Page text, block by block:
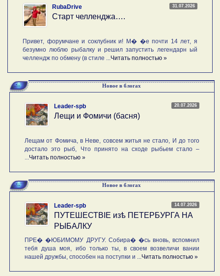
31.07.2026
RubaDrive
Старт челленджа….
Привет, форумчане и соклубник и! М� �е почти 14 лет, я
безумно люблю рыбалку и решил запустить легендарн ый
челлендж по обмену (в стиле ...Читать полностью »
Новое в блогах
20.07.2026
Leader-spb
Лещи и Фомичи (басня)
Лещам от Фомича, в Неве, совсем житья не стало, И до того
достало это рыб, Что принято на сходе рыбьем стало –
...Читать полностью »
Новое в блогах
14.07.2026
Leader-spb
ПУТЕШЕСТВIE изѣ ПЕТЕРБУРГА НА
РЫБАЛКУ
ПРЕ� �ЮБИМОМУ ДРУГУ. Собира� �сь вновь, вспомнил
тебя душа моя, ибо только ты, в своем возвеличи вании
нашей дружбы, способен на поступки и ...Читать полностью »